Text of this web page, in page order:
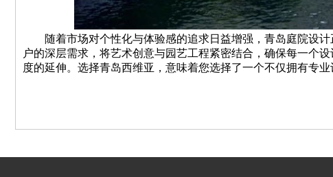
随着市场对个性化与体验感的追求日益增强，青岛庭院设
户的深层需求，将艺术创意与园艺工程紧密结合，确保每一个
度的延伸。选择青岛西维亚，意味着您选择了一个不仅拥有专